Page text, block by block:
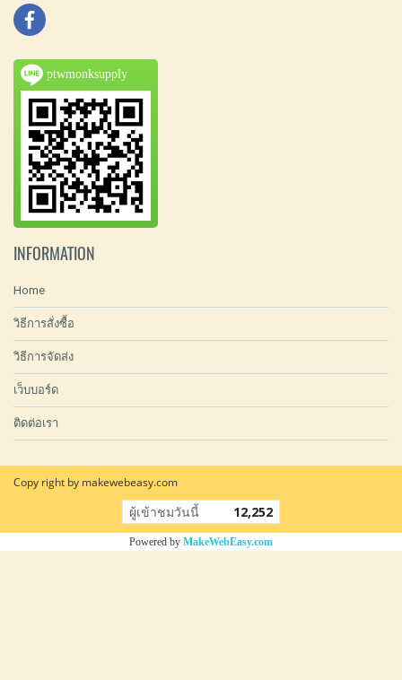
ptwmonksupply
INFORMATION
Home
วิธีการสั่งซื้อ
วิธีการจัดส่ง
เว็บบอร์ด
ติดต่อเรา
Copy right by makewebeasy.com
ผู้เข้าชมวันนี้ 12,252
Powered by MakeWebEasy.com